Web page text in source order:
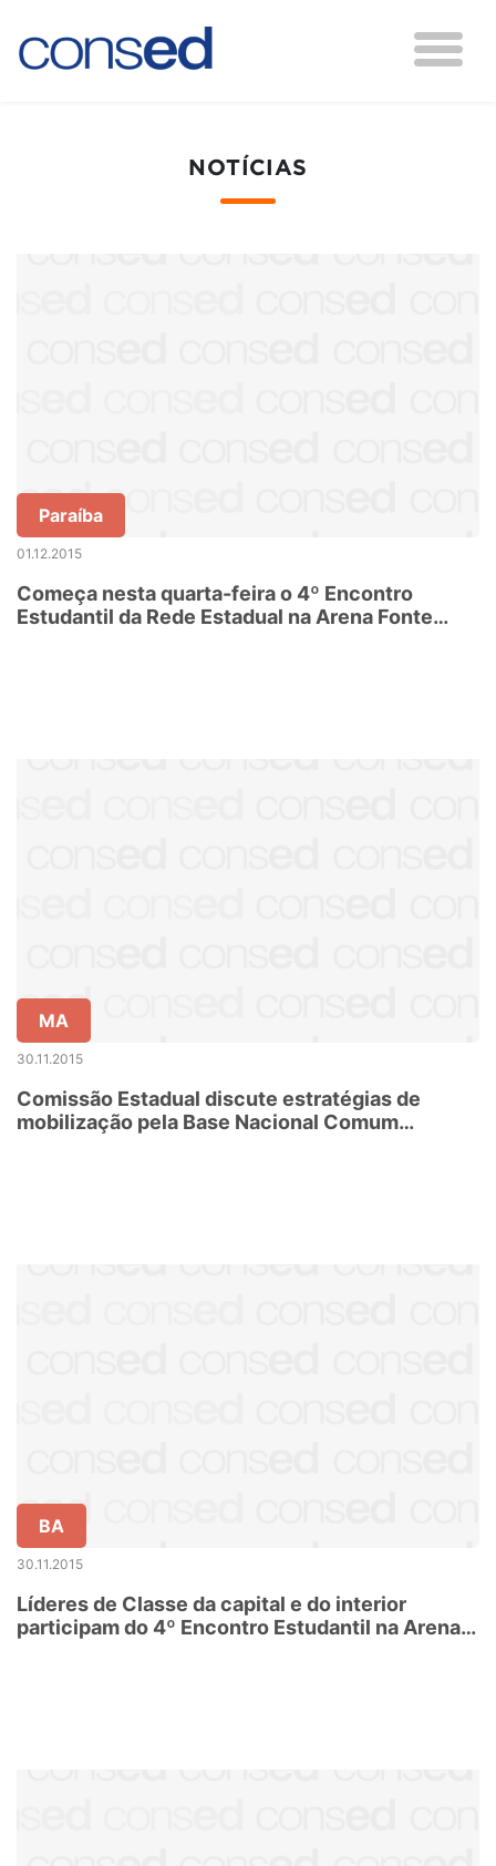
NOTÍCIAS
Paraíba
01.12.2015
Começa nesta quarta-feira o 4º Encontro
Estudantil da Rede Estadual na Arena Fonte
MA
30.11.2015
Comissão Estadual discute estratégias de
mobilização pela Base Nacional Comum
BA
30.11.2015
Líderes de Classe da capital e do interior
participam do 4º Encontro Estudantil na Arena